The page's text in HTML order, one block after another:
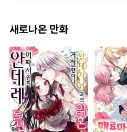
#인싸공 #능글수
#변태수 #직진공 #순정수
#가이드버스 #짝사랑공
#옴니버스 #명랑수
#수인수 #재회물 #연하공
#연상연하 #기억상실
새로나온 만화